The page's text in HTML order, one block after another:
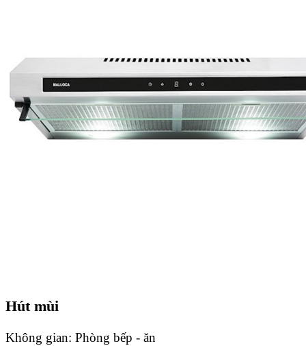
Hút mùi
Không gian: Phòng bếp - ăn